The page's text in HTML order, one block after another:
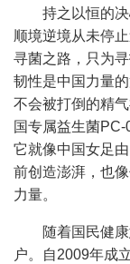
持之以恒的
顺境逆境从未停
寻菌之路，只为
韧性是中国力量
不会被打倒的精
国专属益生菌PC-
它就像中国女足
前创造澎湃，也
力量。
随着国民健
户。自2009年成